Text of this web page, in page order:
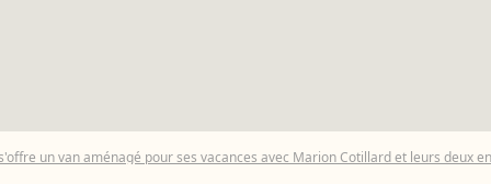
un van aménagé pour ses vacances avec Marion Cotillard et leurs deux